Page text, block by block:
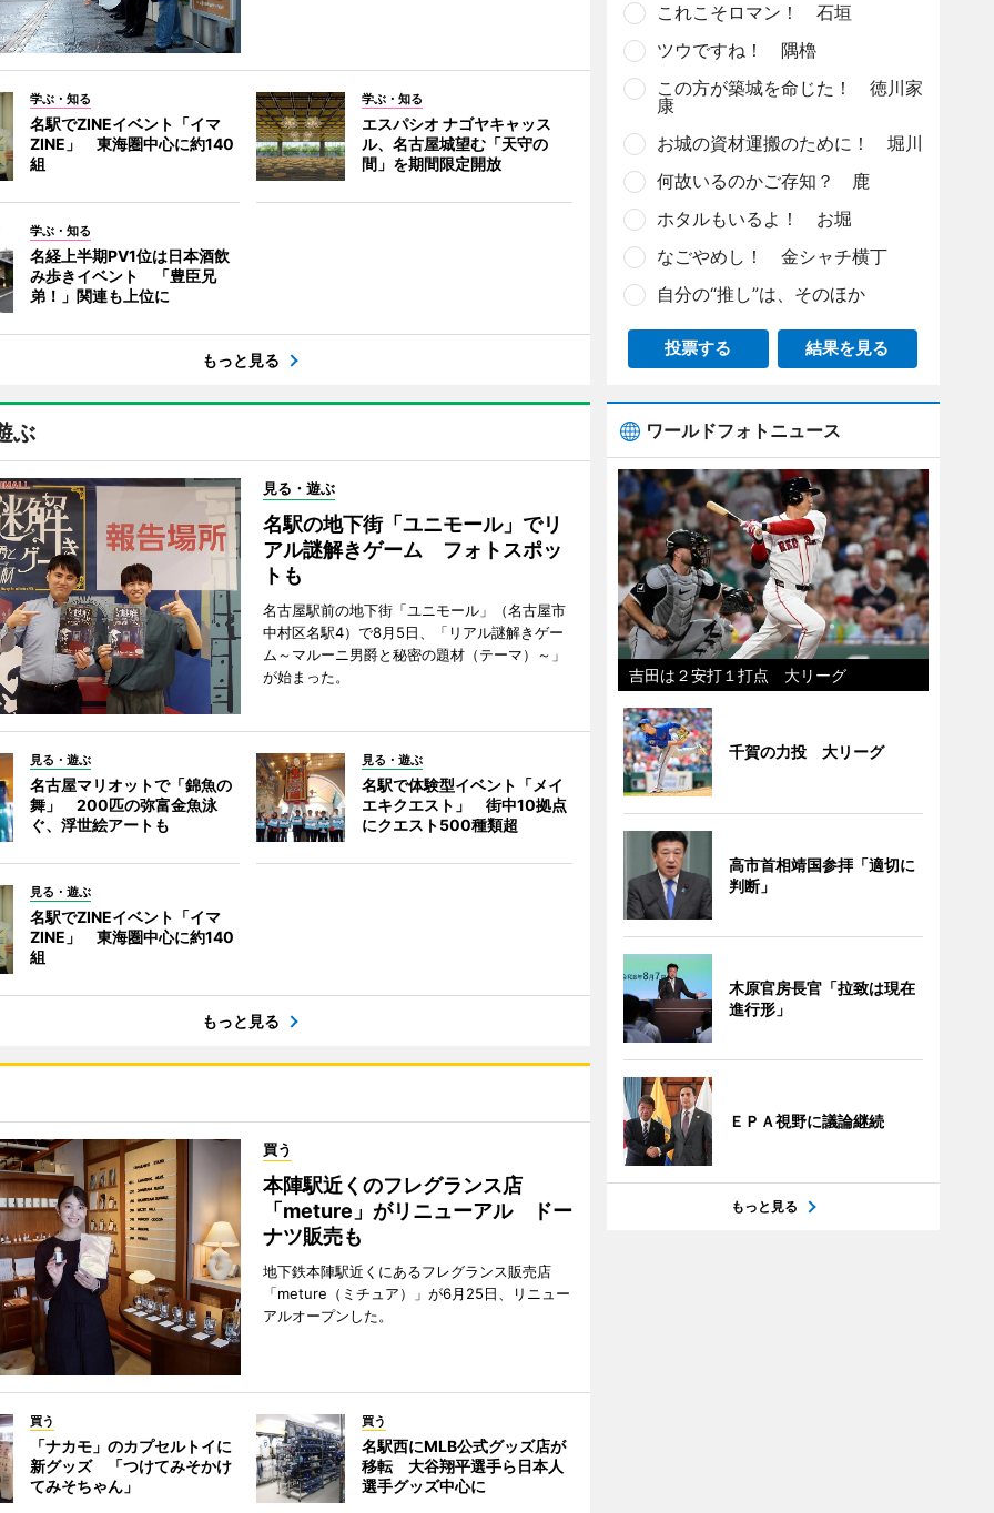
学ぶ・知る
名駅でZINEイベント「イマ
ZINE」 東海圏中心に約140
組
学ぶ・知る
エスパシオ ナゴヤキャッス
ル、名古屋城望む「天守の
間」を期間限定開放
学ぶ・知る
名経上半期PV1位は日本酒飲
み歩きイベント 「豊臣兄
弟！」関連も上位に
もっと見る
ぶ
見る・遊ぶ
名駅の地下街「ユニモール」でリ
アル謎解きゲーム フォトスポッ
トも
名古屋駅前の地下街「ユニモール」（名古屋市
中村区名駅4）で8月5日、「リアル謎解きゲー
ム～マルーニ男爵と秘密の題材（テーマ）～」
が始まった。
見る・遊ぶ
名古屋マリオットで「錦魚の
舞」 200匹の弥富金魚泳
ぐ、浮世絵アートも
見る・遊ぶ
名駅で体験型イベント「メイ
エキクエスト」 街中10拠点
にクエスト500種類超
見る・遊ぶ
名駅でZINEイベント「イマ
ZINE」 東海圏中心に約140
組
もっと見る
買う
本陣駅近くのフレグランス店
「meture」がリニューアル ドー
ナツ販売も
地下鉄本陣駅近くにあるフレグランス販売店
「meture（ミチュア）」が6月25日、リニュー
アルオープンした。
買う
「ナカモ」のカプセルトイに
新グッズ 「つけてみそかけ
てみそちゃん」
買う
名駅西にMLB公式グッズ店が
移転 大谷翔平選手ら日本人
選手グッズ中心に
これこそロマン！ 石垣
ツウですね！ 隅櫓
この方が築城を命じた！ 徳川家
康
お城の資材運搬のために！ 堀川
何故いるのかご存知？ 鹿
ホタルもいるよ！ お堀
なごやめし！ 金シャチ横丁
自分の“推し”は、そのほか
投票する 結果を見る
ワールドフォトニュース
吉田は２安打１打点 大リーグ
千賀の力投 大リーグ
高市首相靖国参拝「適切に
判断」
木原官房長官「拉致は現在
進行形」
ＥＰＡ視野に議論継続
もっと見る